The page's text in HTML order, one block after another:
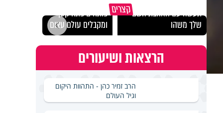
קצריםתעשה עם האהבת השם
שלך משהו
פותחים פתח קטן -
ומקבלים עולם עצום
הרצאות ושיעורים
הרב זמיר כהן - התהוות היקום
וגיל העולם